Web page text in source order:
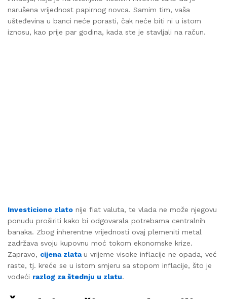
narušena vrijednost papirnog novca. Samim tim, vaša
ušteđevina u banci neće porasti, čak neće biti ni u istom
iznosu, kao prije par godina, kada ste je stavljali na račun.
Investiciono zlato nije fiat valuta, te vlada ne može njegovu
ponudu proširiti kako bi odgovarala potrebama centralnih
banaka. Zbog inherentne vrijednosti ovaj plemeniti metal
zadržava svoju kupovnu moć tokom ekonomske krize.
Zapravo, cijena zlata u vrijeme visoke inflacije ne opada, već
raste, tj. kreće se u istom smjeru sa stopom inflacije, što je
vodeći razlog za štednju u zlatu.